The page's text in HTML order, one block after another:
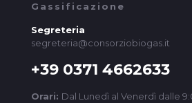
Gassificazione
Segreteria
segreteria@consorziobiogas.it
+39 0371 4662633
Orari: Dal Lunedì al Venerdì dalle